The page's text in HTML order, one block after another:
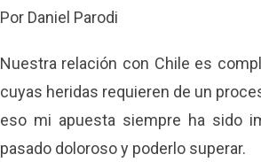
Por Daniel Parodi
Nuestra relación con Chile es
cuyas heridas requieren de un
eso mi apuesta siempre ha sido
pasado doloroso y poderlo superar.